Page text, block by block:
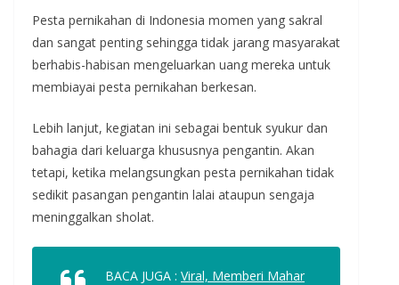
Pesta pernikahan di Indonesia momen yang sakral
dan sangat penting sehingga tidak jarang masyarakat
berhabis-habisan mengeluarkan uang mereka untuk
membiayai pesta pernikahan berkesan.
Lebih lanjut, kegiatan ini sebagai bentuk syukur dan
bahagia dari keluarga khususnya pengantin. Akan
tetapi, ketika melangsungkan pesta pernikahan tidak
sedikit pasangan pengantin lalai ataupun sengaja
meninggalkan sholat.
BACA JUGA : Viral, Memberi Mahar